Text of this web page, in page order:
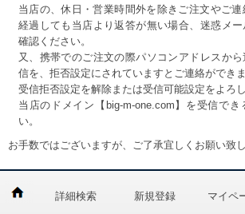
当店の、休日・営業時間外を除きご注文やご
経過しても当店より返答が無い場合、迷惑メ
確認ください。
又、携帯でのご注文の際パソコンアドレスか
信を、拒否設定にされていますとご連絡ができま
受信拒否設定を解除または受信可能設定をよろ
当店のドメイン【big-m-one.com】を受信でき
い。
お手数ではございますが、ご了承宜しくお願い致し
詳細検索 新規登録 マイペ